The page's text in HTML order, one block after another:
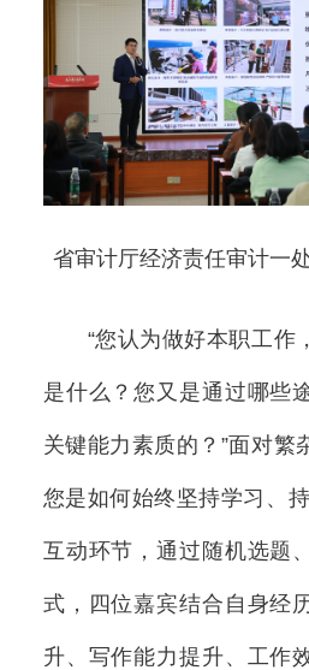
省审计厅经济责任审计一
“您认为做好本职工作
是什么？您又是通过哪些
关键能力素质的？”面对繁
您是如何始终坚持学习、
互动环节，通过随机选题
式，四位嘉宾结合自身经
升、写作能力提升、工作